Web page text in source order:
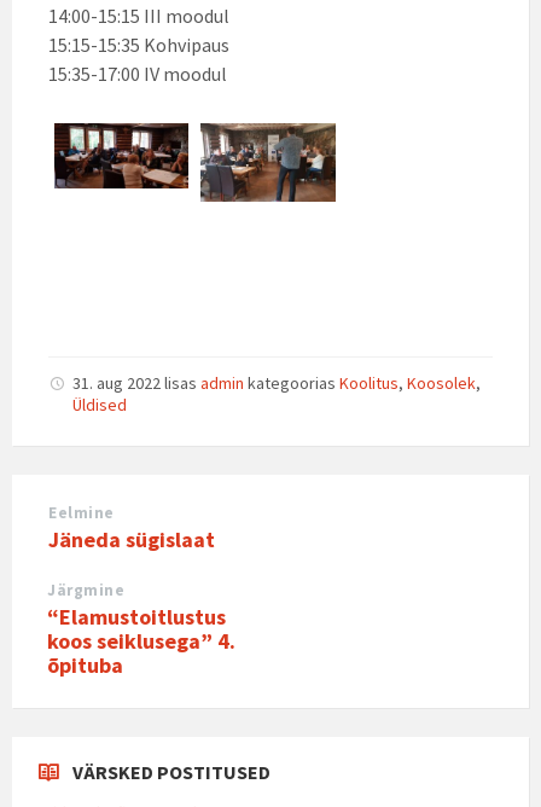
14:00-15:15 III moodul
15:15-15:35 Kohvipaus
15:35-17:00 IV moodul
31. aug 2022lisas admin kategoorias Koolitus, Koosolek,
Üldised
Eelmine
Jäneda sügislaat
Järgmine
“Elamustoitlustus
koos seiklusega” 4.
õpituba
VÄRSKED POSTITUSED